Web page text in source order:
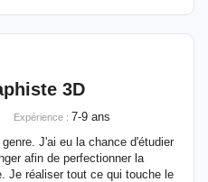
3D
Expérience : 7-9 ans
J'ai eu la chance d'étudier
afin de perfectionner la
Je réaliser tout ce qui touche le